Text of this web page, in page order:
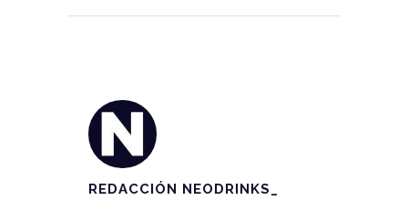
REDACCIÓN NEODRINKS_